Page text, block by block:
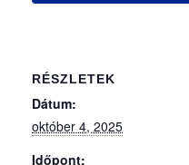
RÉSZLETEK
Dátum:
október 4, 2025
Időpont: